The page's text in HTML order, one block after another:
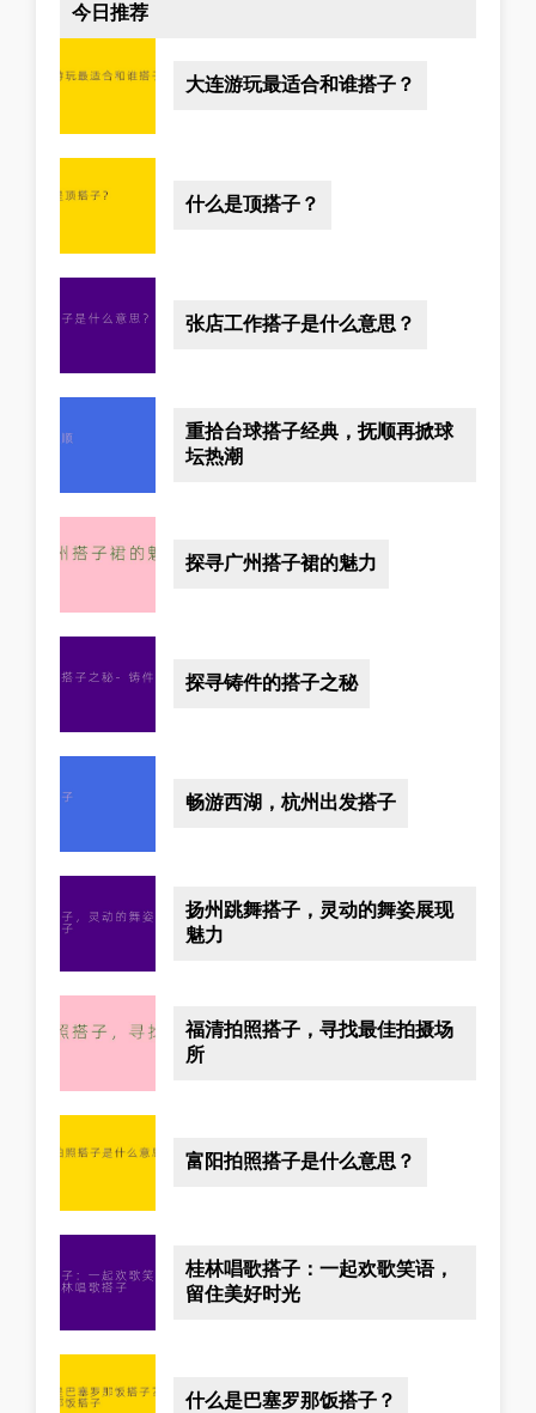
今日推荐
大连游玩最适合和谁搭子？
什么是顶搭子？
张店工作搭子是什么意思？
重拾台球搭子经典，抚顺再掀球
坛热潮
探寻广州搭子裙的魅力
探寻铸件的搭子之秘
畅游西湖，杭州出发搭子
扬州跳舞搭子，灵动的舞姿展现
魅力
福清拍照搭子，寻找最佳拍摄场
所
富阳拍照搭子是什么意思？
桂林唱歌搭子：一起欢歌笑语，
留住美好时光
什么是巴塞罗那饭搭子？